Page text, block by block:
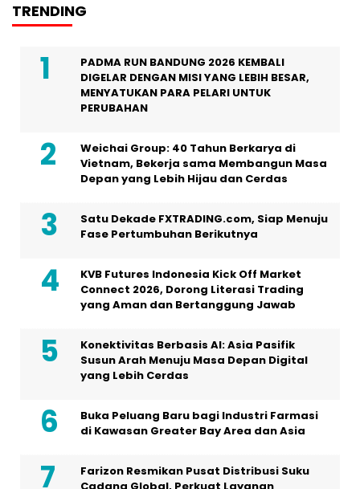
TRENDING
PADMA RUN BANDUNG 2026 KEMBALI
DIGELAR DENGAN MISI YANG LEBIH BESAR,
MENYATUKAN PARA PELARI UNTUK
PERUBAHAN
Weichai Group: 40 Tahun Berkarya di
Vietnam, Bekerja sama Membangun Masa
Depan yang Lebih Hijau dan Cerdas
Satu Dekade FXTRADING.com, Siap Menuju
Fase Pertumbuhan Berikutnya
KVB Futures Indonesia Kick Off Market
Connect 2026, Dorong Literasi Trading
yang Aman dan Bertanggung Jawab
Konektivitas Berbasis AI: Asia Pasifik
Susun Arah Menuju Masa Depan Digital
yang Lebih Cerdas
Buka Peluang Baru bagi Industri Farmasi
di Kawasan Greater Bay Area dan Asia
Farizon Resmikan Pusat Distribusi Suku